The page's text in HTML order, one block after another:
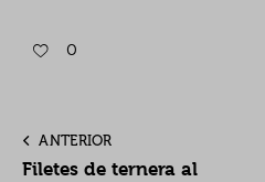
0
ANTERIOR
Filetes de ternera al